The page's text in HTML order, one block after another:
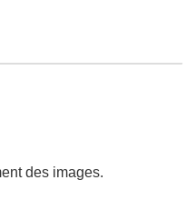
des images.